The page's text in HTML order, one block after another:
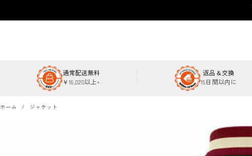
通常配送無料
￥16,020以上+
返品＆交換
15日間以内に
ホーム ジャケット